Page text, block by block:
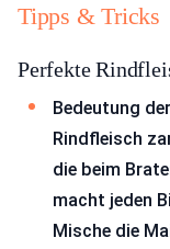
Tipps & Tricks
Perfekte
Bedeutung
Rindfleisch
die beim
macht jeden
Mische die